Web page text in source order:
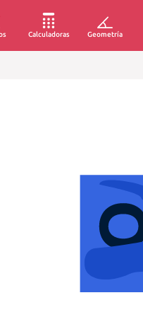
Calculadoras Geometría